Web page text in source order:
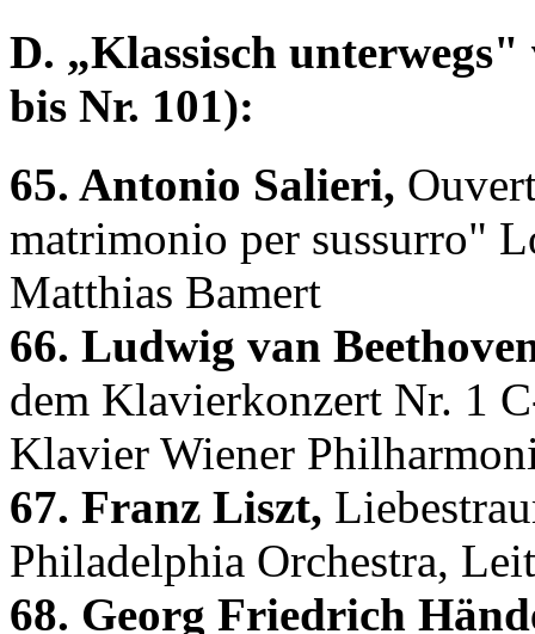
D. „Klassisch
bis Nr. 101):
65. Antonio Salieri,
matrimonio per sussurro"
Matthias Bamert
66. Ludwig van
dem Klavierkonzert Nr. 1
Klavier Wiener
67. Franz Liszt,
Philadelphia Orchestra,
68. Georg Friedrich